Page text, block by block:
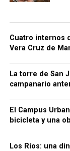
Cuatro internos
Vera Cruz de
La torre de San
campanario
El Campus
bicicleta y una
Los Ríos: una